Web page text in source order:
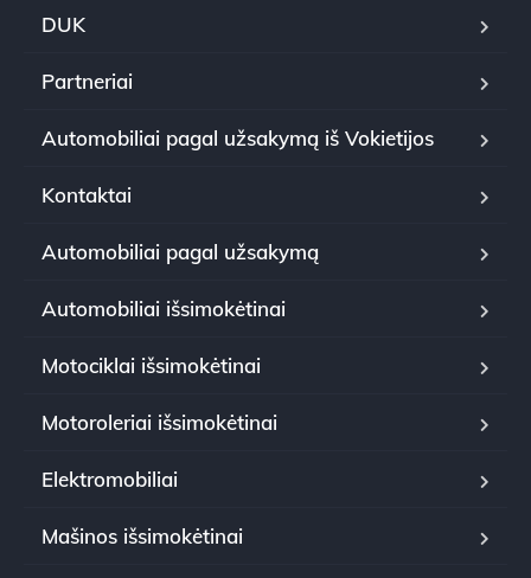
DUK
Partneriai
Automobiliai pagal užsakymą iš Vokietijos
Kontaktai
Automobiliai pagal užsakymą
Automobiliai išsimokėtinai
Motociklai išsimokėtinai
Motoroleriai išsimokėtinai
Elektromobiliai
Mašinos išsimokėtinai